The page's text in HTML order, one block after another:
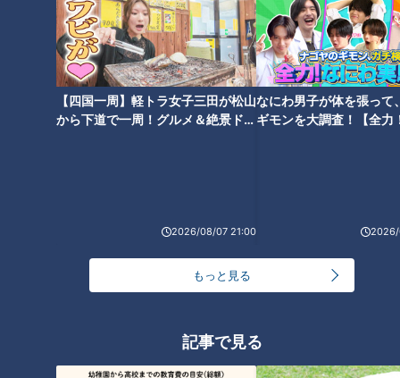
【四国一周】軽トラ女子三田が松山
から下道で一周！グルメ＆絶景ドラ
2026/08/07 21:00
なにわ男子が体を張って
ギモンを大調査！【全力
2026/
もっと見る
記事で見る
CBCテレビ：画像 『チャント！』
「弾劾」制度は日本にもあります。裁判官に対し裁判官弾劾裁
て、「下院が訴追、上院が裁判を開く」制度になっています。